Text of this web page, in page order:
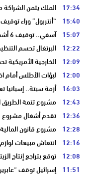
17:34 الملك يثمن
15:40 “أنتربول” وراء
15:07 آسفي.. توقيف 6 أشخاص بجمعة سحيم للاشتباه في التنقيب عن الكنوز .
12:22 البرتغال تحسم التنظيم المشترك
12:09 الخارجية الأمريكية
12:00 لبؤات الأطلس أمام
16:03 أزمة سبتة.. إسبانيا
12:43 مشروع تتمة الطريق
12:36 تقدم أشغال مشروع “نور أطلس
12:28 مشروع قانون المالية 2027 .. الحكومة تحدد أولويات المرحلة المقبلة
12:16 انتعاش مبيعات
12:08 توقع بتراجع إنتاج
11:51 إسرائيل توقف